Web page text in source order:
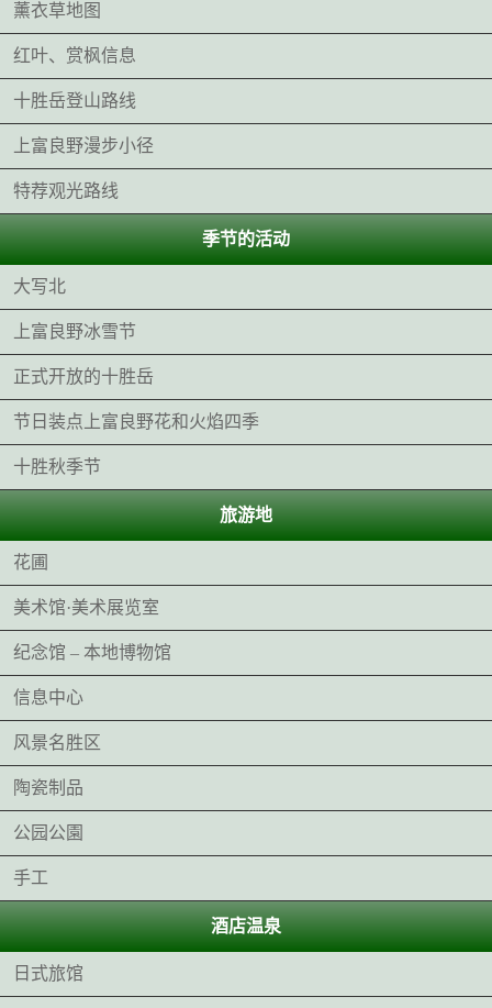
薰衣草地图
红叶、赏枫信息
十胜岳登山路线
上富良野漫步小径
特荐观光路线
季节的活动
大写北
上富良野冰雪节
正式开放的十胜岳
节日装点上富良野花和火焰四季
十胜秋季节
旅游地
花圃
美术馆·美术展览室
纪念馆 – 本地博物馆
信息中心
风景名胜区
陶瓷制品
公园公園
手工
酒店温泉
日式旅馆